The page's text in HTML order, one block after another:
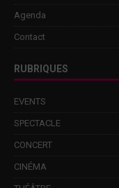
Agenda
Contact
RUBRIQUES
EVENTS
SPECTACLE
CONCERT
CINÉMA